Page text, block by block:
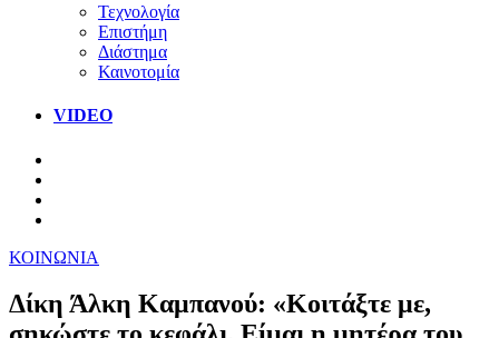
Τεχνολογία
Επιστήμη
Διάστημα
Καινοτομία
VIDEO
ΚΟΙΝΩΝΙΑ
Δίκη Άλκη Καμπανού: «Κοιτάξτε με,